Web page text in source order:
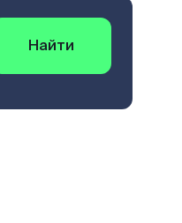
Найти